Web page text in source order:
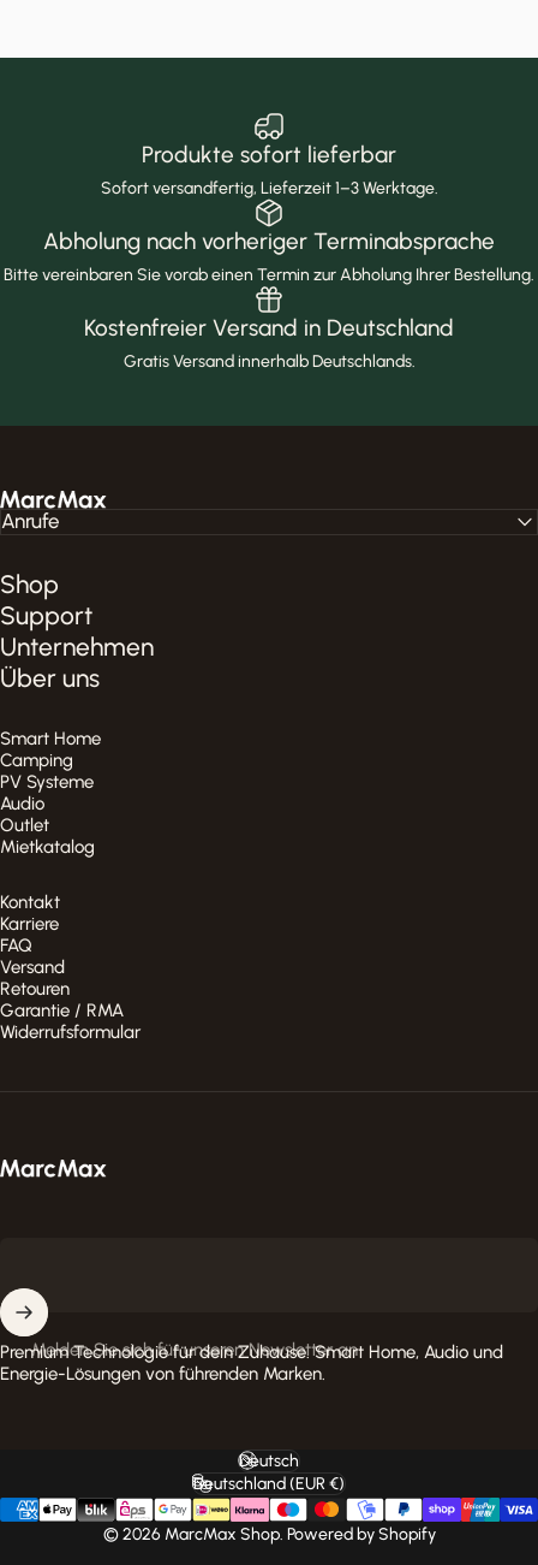
Produkte sofort lieferbar
Sofort versandfertig, Lieferzeit 1–3 Werktage.
Abholung nach vorheriger Terminabsprache
Bitte vereinbaren Sie vorab einen Termin zur Abholung Ihrer Bestellung.
Kostenfreier Versand in Deutschland
Gratis Versand innerhalb Deutschlands.
MarcMax Shop
Shop
Support
Unternehmen
Über uns
Smart Home
Camping
PV Systeme
Audio
Outlet
Mietkatalog
Kontakt
Karriere
FAQ
Versand
Retouren
Garantie / RMA
Widerrufsformular
Anrufe
MarcMax Shop
Melden Sie sich für unseren Newsletter an
Premium Technologie für dein Zuhause. Smart Home, Audio und
Energie-Lösungen von führenden Marken.
© 2026 MarcMax Shop. Powered by Shopify
Sprache
Deutsch
Land/Region
Deutschland (EUR €)